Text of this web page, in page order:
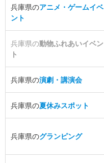
兵庫県のアニメ・ゲームイベ
ント
兵庫県の動物ふれあいイベン
ト
兵庫県の演劇・講演会
兵庫県の夏休みスポット
兵庫県のグランピング